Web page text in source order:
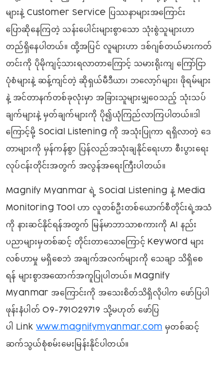
များနဲ့ Customer Service ပြဿနာများအကြောင်း
ပြောဆိုနေကြတဲ့ သန်းပေါင်းများစွာသော သုံးစွဲသူများဟာ
တည်ရှိနေပါတယ်။ ထို့အပြင် လူများဟာ ဒစ်ဂျစ်တယ်မားကတ်
တင်းကို ပိုမိုကျင့်သားရလာတာကြောင့် သမားရိုးကျ ကြော်ငြာ
ပုံစံများနဲ့ ဆန့်ကျင်တဲ့ ဆိုရှယ်မီဒီယာ၊ ဘလော့ဂ်များ၊ ဖိုရမ်များ
နဲ့ အင်တာနက်တစ်ခုလုံးမှာ အခြားသူများမျှဝေသည့် သုံးသပ်
ချက်များနဲ့ မှတ်ချက်များကို ပို၍ယုံကြည်လာကြပါတယ်။ဒါ
ကြောင့်မို့ Social Listening ကို အသုံးပြုကာ ရရှိလာတဲ့ ဒေ
တာများကို မှန်ကန်စွာ ပြန်လည်အသုံးချနိုင်ရေးဟာ စီးပွားရေး
လုပ်ငန်းတိုင်းအတွက် အလွန်အရေးကြီးပါတယ်။
Magnify Myanmar ရဲ့ Social Listening နဲ့ Media
Monitoring Tool ဟာ လူတစ်ဦးတစ်ယောက်စီတိုင်းရဲ့အသံ
ကို နားဆင်နိုင်ရန်အတွက် မြန်မာဘာသာစကားကို AI နည်း
ပညာများမှတစ်ဆင့် တိုင်းတာသောကြောင့် Keyword များ
လစ်ဟာမှု မရှိစေဘဲ အချက်အလက်များကို သေချာ သိရှိစေ
ရန် များစွာအထောက်အကူပြုပါတယ်။ Magnify
Myanmar အကြောင်းကို အသေးစိတ်သိရှိလိုပါက ဖော်ပြပါ
ဖုန်းနံပါတ် 09-791029719 သို့မဟုတ် ဖော်ပြ
ပါ Link www.magnifymyanmar.com မှတစ်ဆင့်
ဆက်သွယ်စုံစမ်းမေးမြန်းနိုင်ပါတယ်။